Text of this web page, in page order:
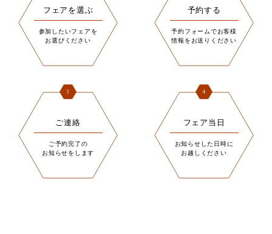
フェアを選ぶ
参加したいフェアを
お選びください
予約する
予約フォームでお客様
情報をお送りください
3
ご連絡
ご予約完了の
お知らせをします
4
フェア当日
お知らせした日時に
お越しください